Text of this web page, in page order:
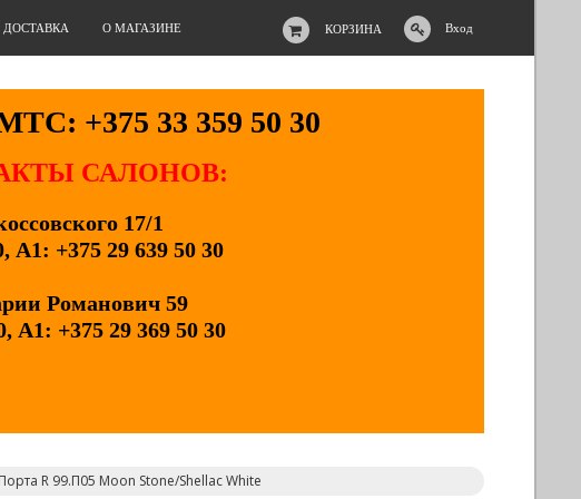
КОРЗИНА Вход
ДОСТАВКА О МАГАЗИНЕ
+375 33 359 50 30
САЛОНОВ:
17/1
А1: +375 29 639 50 30
Романович 59
А1: +375 29 369 50 30
R 99.П05 Moon Stone/Shellac White